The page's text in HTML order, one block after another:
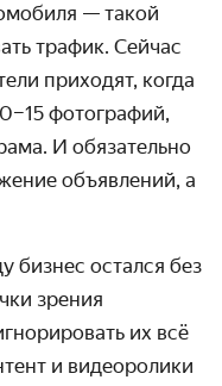
— такой
трафик. Сейчас
приходят, когда
фотографий,
И обязательно
объявлений, а
бизнес остался без
зрения
их всё
и видеоролики